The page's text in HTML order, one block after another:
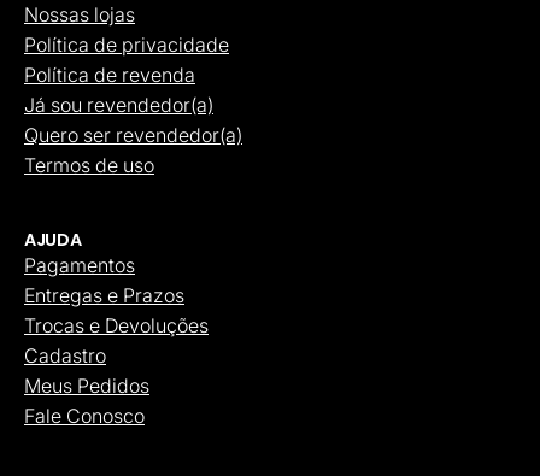
Nossas lojas
Política de privacidade
Política de revenda
Já sou revendedor(a)
Quero ser revendedor(a)
Termos de uso
AJUDA
Pagamentos
Entregas e Prazos
Trocas e Devoluções
Cadastro
Meus Pedidos
Fale Conosco